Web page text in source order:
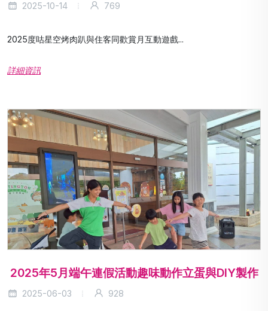
2025-10-14 769
2025度咕星空烤肉趴與住客同歡賞月互動遊戲...
詳細資訊
2025年5月端午連假活動趣味動作立蛋與DIY製作
2025-06-03 928